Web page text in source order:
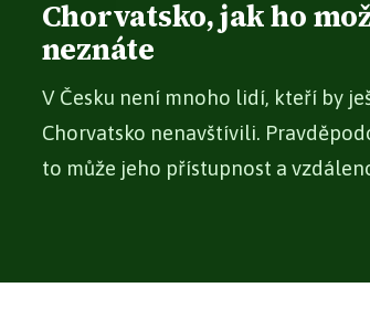
Chorvatsko, jak ho
neznáte
V Česku není mnoho lidí, kteří by
Chorvatsko nenavštívili.
to může jeho přístupnost a